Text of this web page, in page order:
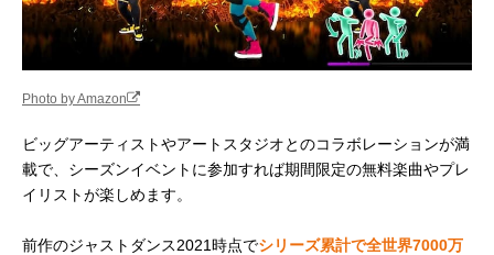
Photo by Amazon
ビッグアーティストやアートスタジオとのコラボレーションが満
載で、シーズンイベントに参加すれば期間限定の無料楽曲やプレ
イリストが楽しめます。
前作のジャストダンス2021時点でシリーズ累計で全世界7000万